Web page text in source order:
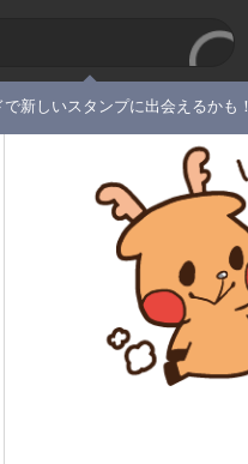
で新しいスタンプに出会えるかも！